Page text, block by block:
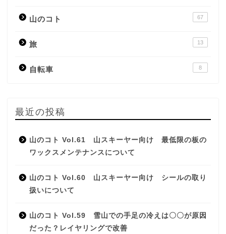
山のコト 67
旅 13
自転車 8
最近の投稿
山のコト Vol.61 山スキーヤー向け 最低限の板の
ワックスメンテナンスについて
山のコト Vol.60 山スキーヤー向け シールの取り
扱いについて
山のコト Vol.59 雪山での手足の冷えは〇〇が原因
だった？レイヤリングで改善